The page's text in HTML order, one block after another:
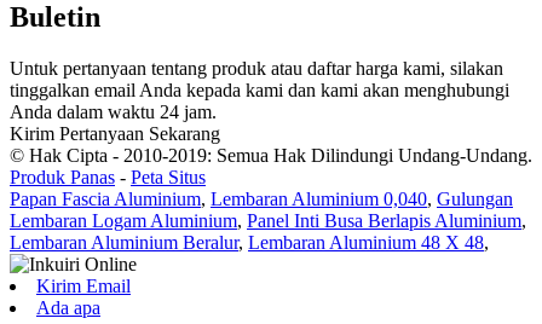
Buletin
Untuk pertanyaan tentang produk atau daftar harga kami, silakan
tinggalkan email Anda kepada kami dan kami akan menghubungi
Anda dalam waktu 24 jam.
Kirim Pertanyaan Sekarang
© Hak Cipta - 2010-2019: Semua Hak Dilindungi Undang-Undang.
Produk Panas - Peta Situs
Papan Fascia Aluminium, Lembaran Aluminium 0,040, Gulungan
Lembaran Logam Aluminium, Panel Inti Busa Berlapis Aluminium,
Lembaran Aluminium Beralur, Lembaran Aluminium 48 X 48,
Kirim Email
Ada apa